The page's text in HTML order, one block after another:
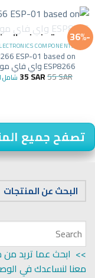
-36% غير متوفر في
COMPONENTS
ESP-01 based on
ESP8266 واي فاي موديول
55SAR
35SAR شامل
تصفح جميع
البحث عن المنتجات
>> ابحث عما تريد من
معنا لنساعدك في